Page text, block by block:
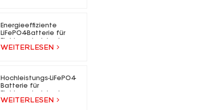
Energieeffiziente
LiFePO4-Batterie für
WEITERLESEN
Hochleistungs-LiFePO4-
Batterie für
WEITERLESEN